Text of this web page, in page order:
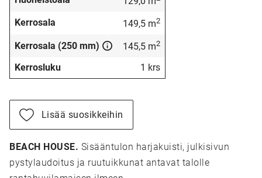
Kerrosala 149,5 m2
Kerrosala (250 mm) 145,5 m2
Kerrosluku 1 krs
Lisää suosikkeihin
BEACH HOUSE. Sisääntulon harjakuisti, julkisivun
pystylaudoitus ja ruutuikkunat antavat talolle